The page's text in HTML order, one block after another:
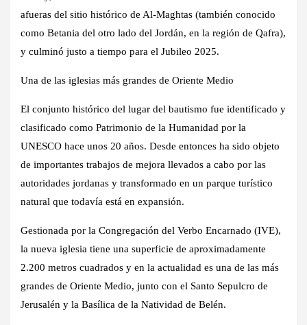
afueras del sitio histórico de Al-Maghtas (también conocido
como Betania del otro lado del Jordán, en la región de Qafra),
y culminó justo a tiempo para el Jubileo 2025.
Una de las iglesias más grandes de Oriente Medio
El conjunto histórico del lugar del bautismo fue identificado y
clasificado como Patrimonio de la Humanidad por la
UNESCO hace unos 20 años. Desde entonces ha sido objeto
de importantes trabajos de mejora llevados a cabo por las
autoridades jordanas y transformado en un parque turístico
natural que todavía está en expansión.
Gestionada por la Congregación del Verbo Encarnado (IVE),
la nueva iglesia tiene una superficie de aproximadamente
2.200 metros cuadrados y en la actualidad es una de las más
grandes de Oriente Medio, junto con el Santo Sepulcro de
Jerusalén y la Basílica de la Natividad de Belén.